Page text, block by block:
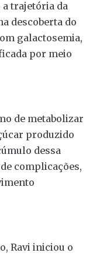
a trajetória da
descoberta do
galactosemia,
por meio
de metabolizar
produzido
dessa
complicações,
Ravi iniciou o